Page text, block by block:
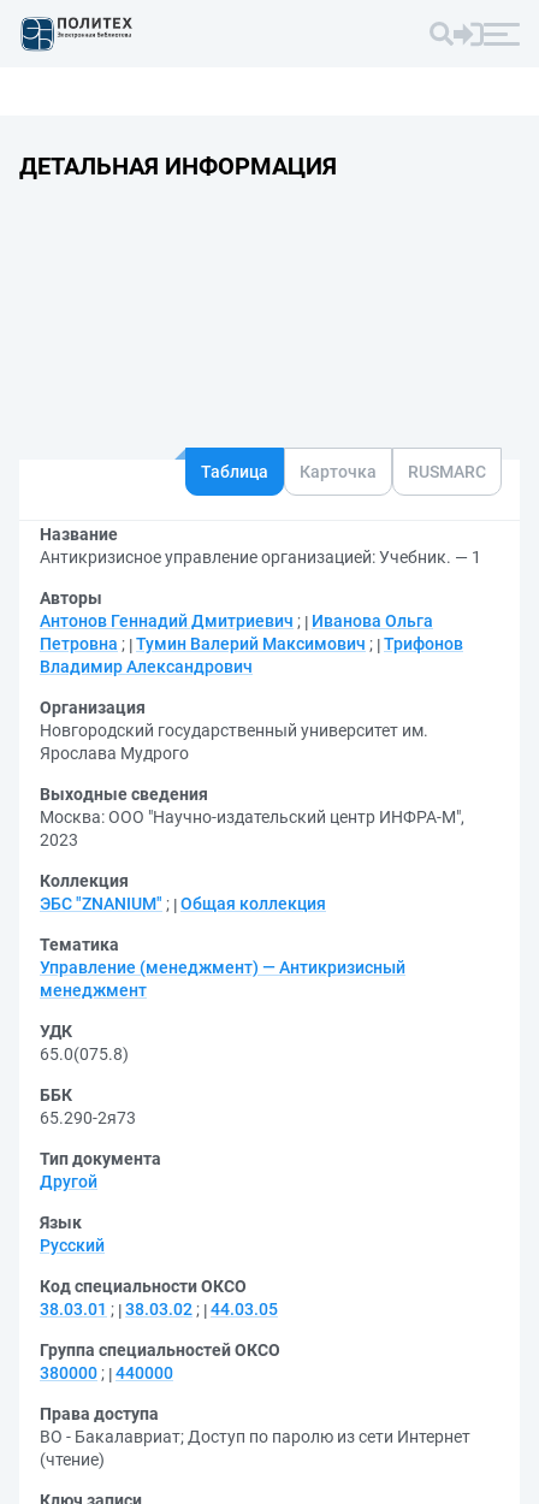
ДЕТАЛЬНАЯ ИНФОРМАЦИЯ
Таблица Карточка RUSMARC
Название
Антикризисное управление организацией: Учебник. — 1
Авторы
Антонов Геннадий Дмитриевич ;
Иванова Ольга
Петровна ; Тумин Валерий Максимович ; Трифонов
Владимир Александрович
Организация
Новгородский государственный университет им.
Ярослава Мудрого
Выходные сведения
Москва: ООО "Научно-издательский центр ИНФРА-М",
2023
Коллекция
ЭБС "ZNANIUM" ; Общая коллекция
Тематика
Управление (менеджмент) — Антикризисный
менеджмент
УДК
65.0(075.8)
ББК
65.290-2я73
Тип документа
Другой
Язык
Русский
Код специальности ОКСО
38.03.01 ; 38.03.02 ; 44.03.05
Группа специальностей ОКСО
380000 ; 440000
Права доступа
ВО - Бакалавриат; Доступ по паролю из сети Интернет
(чтение)